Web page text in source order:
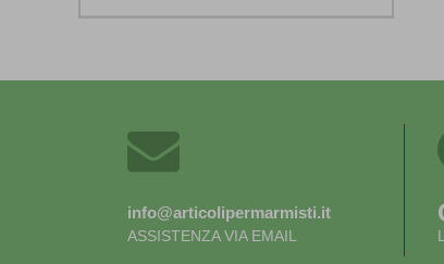
info@articolipermarmisti.it
ASSISTENZA VIA EMAIL